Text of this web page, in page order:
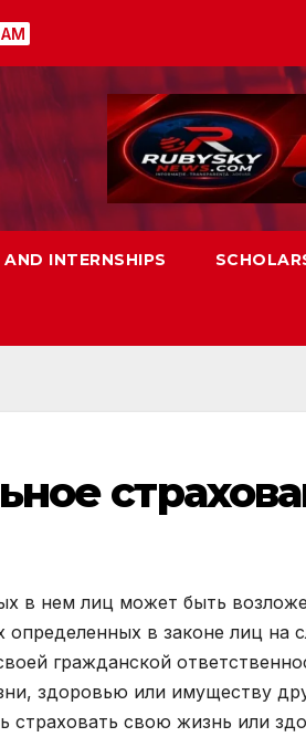
INTERNSHIPS
в нем лиц может быть
определенных в законе лиц на
гражданской
здоровью или имуществу
страховать свою жизнь или